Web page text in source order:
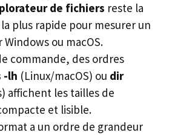
de fichiers reste la
plus rapide pour mesurer un
ou macOS.
commande, des ordres
-lh (Linux/macOS) ou dir
affichent les tailles de
et lisible.
a un ordre de grandeur